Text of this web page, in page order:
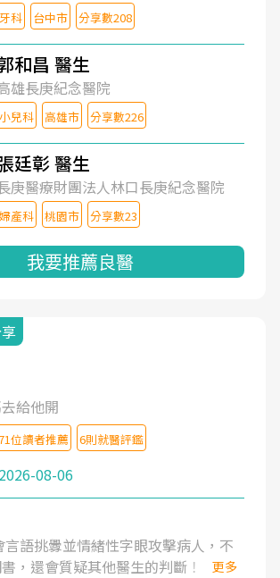
牙科 台中市 分享數208
和昌 醫生
雄長庚紀念醫院
小兒科 高雄市 分享數226
廷彰 醫生
庚醫療財團法人林口長庚紀念醫院
婦產科 桃園市 分享數23
我要推薦良醫
給他開
位讀者推薦 6則就醫評鑑
2026-08-06
言語挑釁並情緒性字眼攻擊病人，不
，還會質疑其他醫生的判斷！
更多